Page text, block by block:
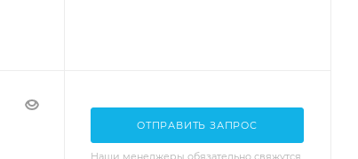
ОТПРАВИТЬ ЗАПРОС
Наши менеджеры обязательно свяжутся